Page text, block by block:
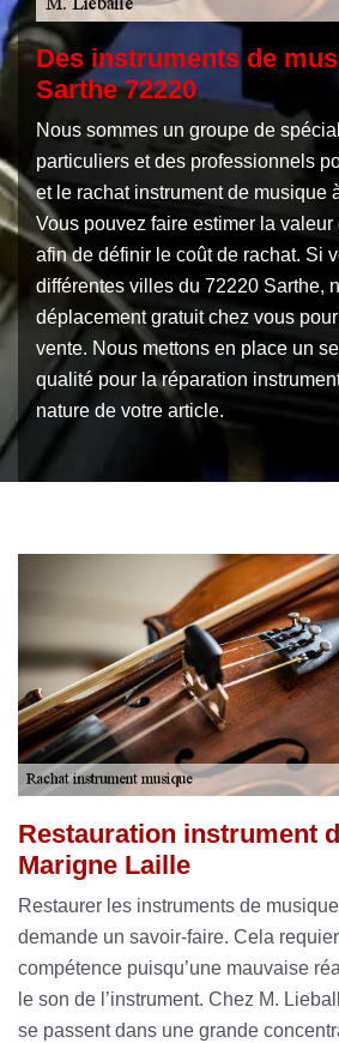
Des instruments de
Sarthe 72220
Nous sommes un groupe de
particuliers et des professionnels
et le rachat instrument de musique
Vous pouvez faire estimer la
afin de définir le coût de rachat. Si
différentes villes du 72220 Sarthe,
déplacement gratuit chez vous
vente. Nous mettons en place un
qualité pour la réparation
nature de votre article.
Restauration instrument
Marigne Laille
Restaurer les instruments de
demande un savoir-faire. Cela
compétence puisqu’une mauvaise
le son de l’instrument. Chez M.
se passent dans une grande